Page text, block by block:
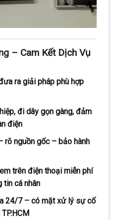
– Cam Kết Dịch Vụ
ra giải pháp phù hợp
đi dây gọn gàng, đảm
điện
rõ nguồn gốc – bảo hành
trên điện thoại miễn phí
tin cá nhân
24/7 – có mặt xử lý sự cố